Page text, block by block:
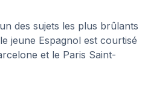
des sujets les plus brûlants
jeune Espagnol est courtisé
et le Paris Saint-